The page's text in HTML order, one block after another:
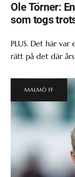
Ole Törner:
som togs
PLUS. Det här
rätt på det där
MALMÖ FF